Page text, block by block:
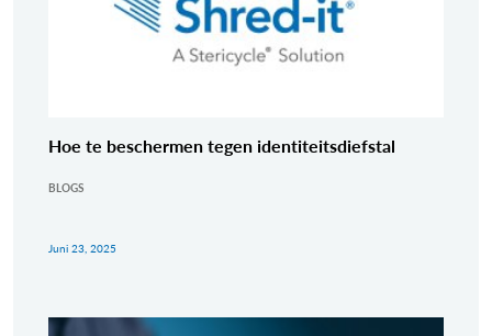
Hoe te beschermen tegen identiteitsdiefstal
BLOGS
Juni 23, 2025